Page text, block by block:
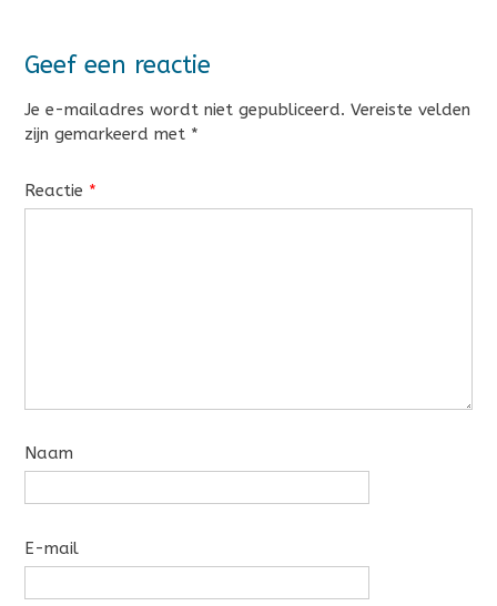
Geef een reactie
Je e-mailadres wordt niet gepubliceerd. Vereiste velden
zijn gemarkeerd met *
Reactie *
Naam
E-mail